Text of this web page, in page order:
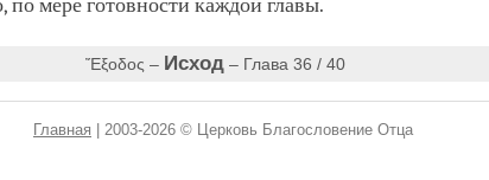
мере готовности каждой главы.
Ἔξοδος – Исход– Глава 36 / 40
Главная | 2003-2026 © Церковь Благословение Отца